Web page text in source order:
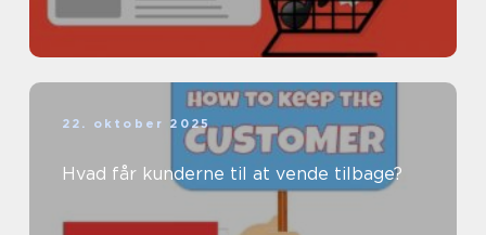
22. oktober 2025
Hvad får kunderne til at vende tilbage?